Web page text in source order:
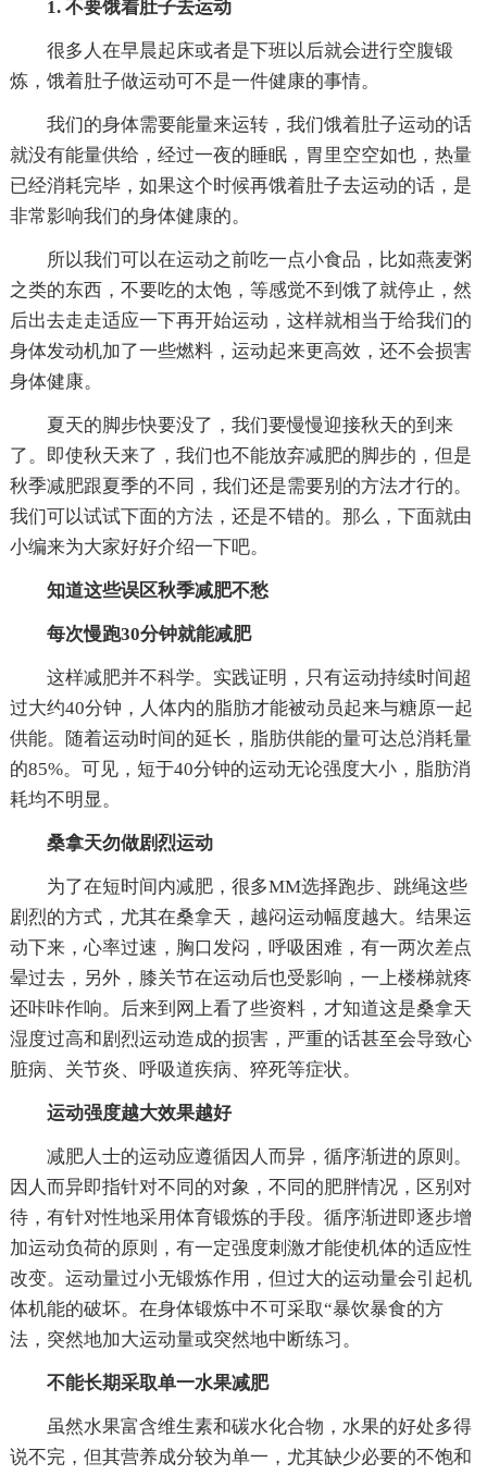
1. 不要饿着肚子去运动
很多人在早晨起床或者是下班以后就会进行空腹锻
炼，饿着肚子做运动可不是一件健康的事情。
我们的身体需要能量来运转，我们饿着肚子运动的话
就没有能量供给，经过一夜的睡眠，胃里空空如也，热量
已经消耗完毕，如果这个时候再饿着肚子去运动的话，是
非常影响我们的身体健康的。
所以我们可以在运动之前吃一点小食品，比如燕麦粥
之类的东西，不要吃的太饱，等感觉不到饿了就停止，然
后出去走走适应一下再开始运动，这样就相当于给我们的
身体发动机加了一些燃料，运动起来更高效，还不会损害
身体健康。
夏天的脚步快要没了，我们要慢慢迎接秋天的到来
了。即使秋天来了，我们也不能放弃减肥的脚步的，但是
秋季减肥跟夏季的不同，我们还是需要别的方法才行的。
我们可以试试下面的方法，还是不错的。那么，下面就由
小编来为大家好好介绍一下吧。
知道这些误区秋季减肥不愁
每次慢跑30分钟就能减肥
这样减肥并不科学。实践证明，只有运动持续时间超
过大约40分钟，人体内的脂肪才能被动员起来与糖原一起
供能。随着运动时间的延长，脂肪供能的量可达总消耗量
的85%。可见，短于40分钟的运动无论强度大小，脂肪消
耗均不明显。
桑拿天勿做剧烈运动
为了在短时间内减肥，很多MM选择跑步、跳绳这些
剧烈的方式，尤其在桑拿天，越闷运动幅度越大。结果运
动下来，心率过速，胸口发闷，呼吸困难，有一两次差点
晕过去，另外，膝关节在运动后也受影响，一上楼梯就疼
还咔咔作响。后来到网上看了些资料，才知道这是桑拿天
湿度过高和剧烈运动造成的损害，严重的话甚至会导致心
脏病、关节炎、呼吸道疾病、猝死等症状。
运动强度越大效果越好
减肥人士的运动应遵循因人而异，循序渐进的原则。
因人而异即指针对不同的对象，不同的肥胖情况，区别对
待，有针对性地采用体育锻炼的手段。循序渐进即逐步增
加运动负荷的原则，有一定强度刺激才能使机体的适应性
改变。运动量过小无锻炼作用，但过大的运动量会引起机
体机能的破坏。在身体锻炼中不可采取“暴饮暴食的方
法，突然地加大运动量或突然地中断练习。
不能长期采取单一水果减肥
虽然水果富含维生素和碳水化合物，水果的好处多得
说不完，但其营养成分较为单一，尤其缺少必要的不饱和